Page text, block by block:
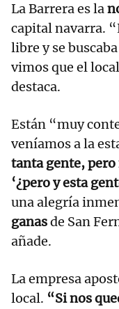
La Barrera es la
capital navarra.
libre y se
vimos que el
destaca.
Están “muy
veníamos a la
tanta gente,
‘¿pero y esta
una alegría
ganasde San
añade.
La empresa
local. “Si nos